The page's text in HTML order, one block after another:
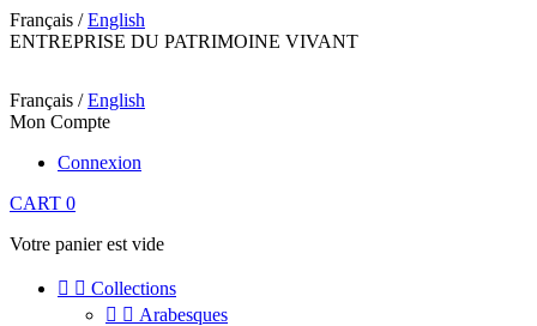
Français /English
ENTREPRISE DU PATRIMOINE VIVANT
Français /English
Mon Compte
Connexion
CART 0
Votre panier est vide
  Collections
  Arabesques